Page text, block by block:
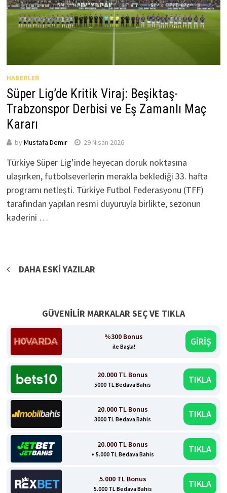
HABERLER
Süper Lig’de Kritik Viraj: Beşiktaş-
Trabzonspor Derbisi ve Eş Zamanlı Maç
Kararı
by Mustafa Demir 29 Nisan 2026
Türkiye Süper Lig’inde heyecan doruk noktasına
ulaşırken, futbolseverlerin merakla beklediği 33. hafta
programı netleşti. Türkiye Futbol Federasyonu (TFF)
tarafından yapılan resmi duyuruyla birlikte, sezonun
kaderini …
YazıDAHA ESKI YAZILAR
GÜVENİLİR MARKALAR SEÇ VE TIKLA
%300 Bonus
ile Başla! GİRİŞ
20.000 TL Bonus
5000 TL Bedava Bahis TIKLA
20.000 TL Bonus
3000 TL Bedava Bahis TIKLA
20.000 TL Bonus
+ 5.000 TL Bedava Bahis TIKLA
5.000 TL Bonus
5.000 TL Bedava Bahis TIKLA